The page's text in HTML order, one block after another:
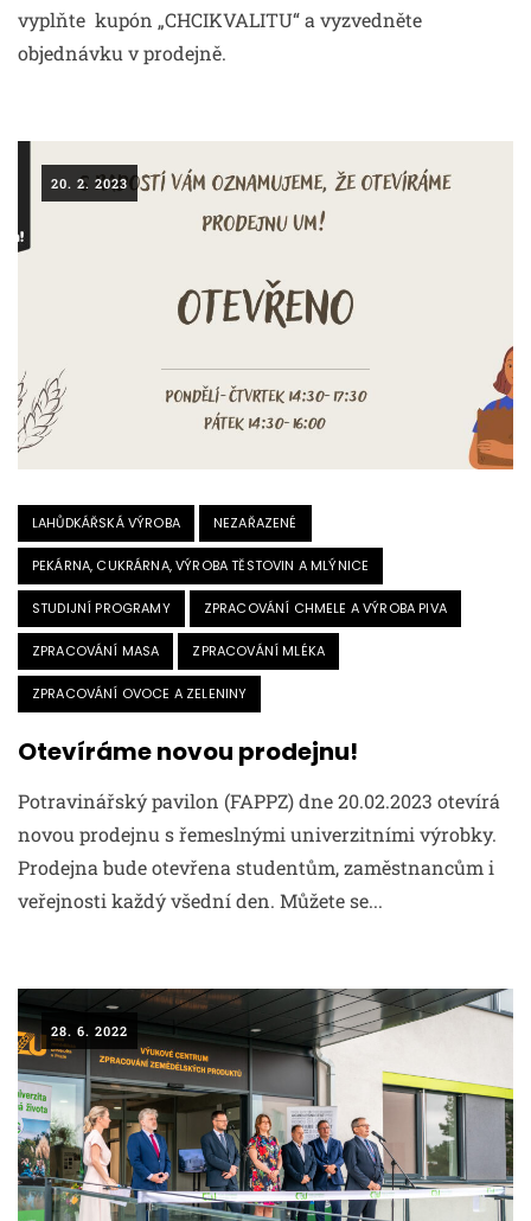
vyplňte kupón „CHCIKVALITU“ a vyzvedněte
objednávku v prodejně.
20. 2. 2023
LAHŮDKÁŘSKÁ VÝROBA NEZAŘAZENÉ
PEKÁRNA, CUKRÁRNA, VÝROBA TĚSTOVIN A MLÝNICE
STUDIJNÍ PROGRAMY ZPRACOVÁNÍ CHMELE A VÝROBA PIVA
ZPRACOVÁNÍ MASA ZPRACOVÁNÍ MLÉKA
ZPRACOVÁNÍ OVOCE A ZELENINY
Otevíráme novou prodejnu!
Potravinářský pavilon (FAPPZ) dne 20.02.2023 otevírá
novou prodejnu s řemeslnými univerzitními výrobky.
Prodejna bude otevřena studentům, zaměstnancům i
veřejnosti každý všední den. Můžete se...
28. 6. 2022